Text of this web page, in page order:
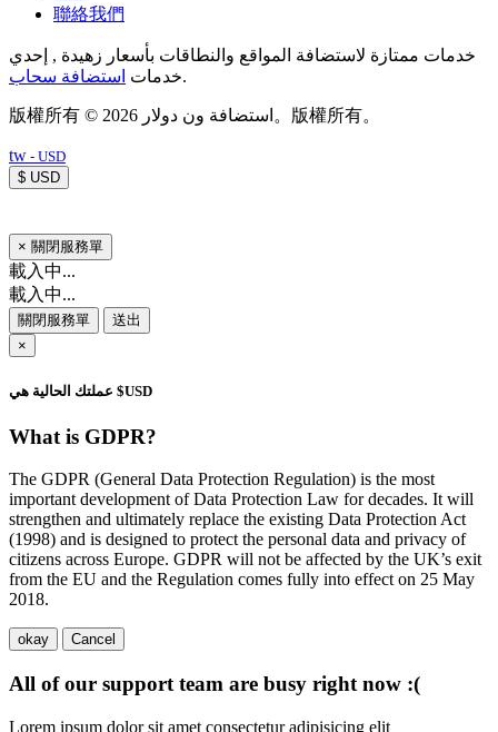
聯絡我們
خدمات ممتازة لاستضافة المواقع والنطاقات بأسعار زهيدة , إحدي
خدمات استضافة سحاب .
版權所有 © 2026 استضافة ون دولار。版權所有。
tw - USD
$ USD
× 關閉服務單
載入中...
載入中...
關閉服務單
送出
×
عملتك الحالية هي $USD
What is GDPR?
The GDPR (General Data Protection Regulation) is the most
important development of Data Protection Law for decades. It will
strengthen and ultimately replace the existing Data Protection Act
(1998) and is designed to protect the personal data and privacy of
citizens across Europe. GDPR will not be affected by the UK’s exit
from the EU and the Regulation comes fully into effect on 25 May
2018.
okay Cancel
All of our support team are busy right now :(
Lorem ipsum dolor sit amet consectetur adipisicing elit